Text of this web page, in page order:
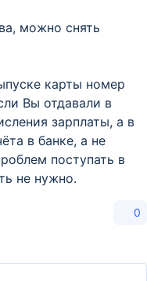
можно снять
карты номер
Вы отдавали в
зарплаты, а в
в банке, а не
поступать в
не нужно.
0